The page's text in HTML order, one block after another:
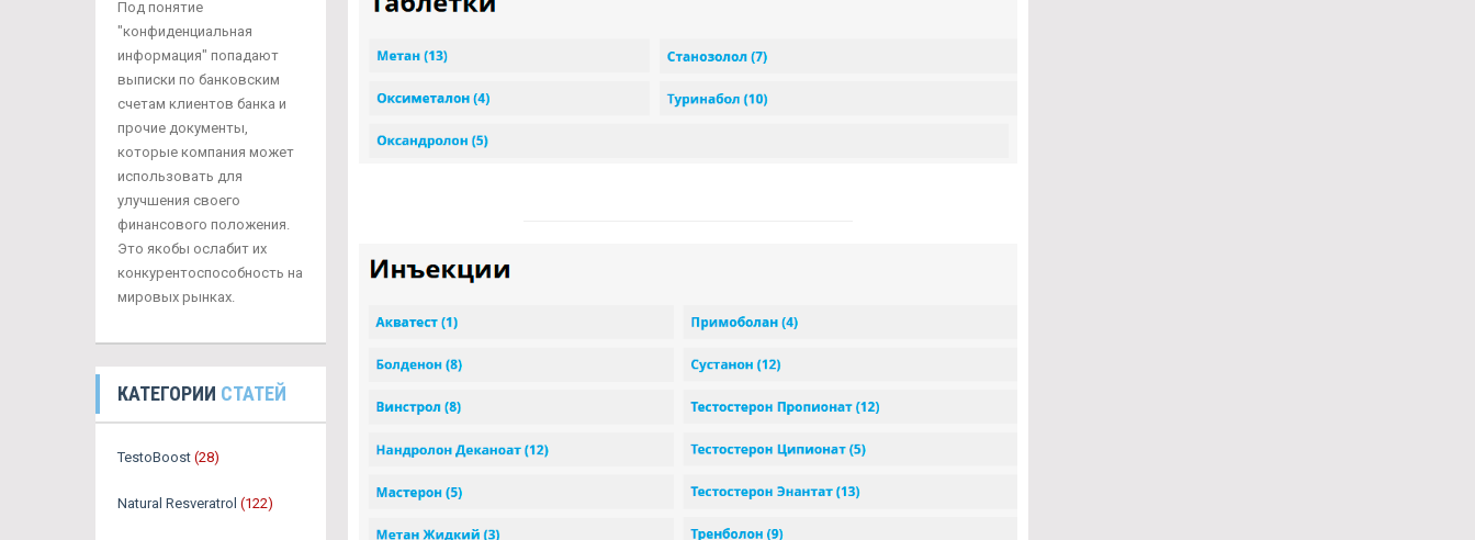
Под понятие
"конфиденциальная
информация" попадают
выписки по банковским
счетам клиентов банка и
прочие документы,
которые компания может
использовать для
улучшения своего
финансового положения.
Это якобы ослабит их
конкурентоспособность на
мировых рынках.
КАТЕГОРИИ СТАТЕЙ
TestoBoost (28)
Natural Resveratrol (122)